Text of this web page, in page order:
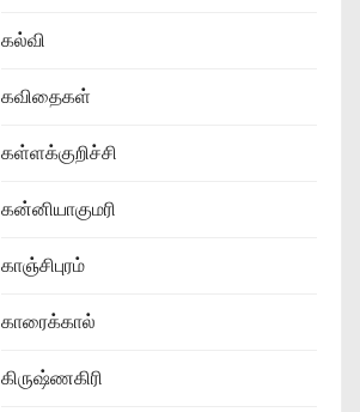
கல்வி
கவிதைகள்
கள்ளக்குறிச்சி
கன்னியாகுமரி
காஞ்சிபுரம்
காரைக்கால்
கிருஷ்ணகிரி